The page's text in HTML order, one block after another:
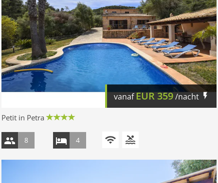
vanafEUR359/nacht
Petit in Petra
8 4